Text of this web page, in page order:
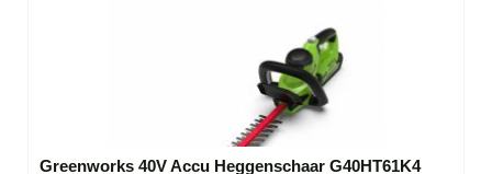
Greenworks 40V Accu Heggenschaar G40HT61K4